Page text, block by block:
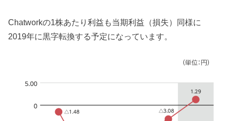
Chatworkの1株あたり利益も当期利益（損失）同様に
2019年に黒字転換する予定になっています。